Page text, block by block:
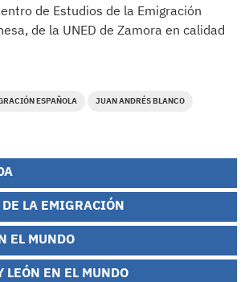
de Estudios de la Emigración
de la UNED de Zamora en calidad
ESPAÑOLA JUAN ANDRÉS BLANCO
LA EMIGRACIÓN
EL MUNDO
LEÓN EN EL MUNDO